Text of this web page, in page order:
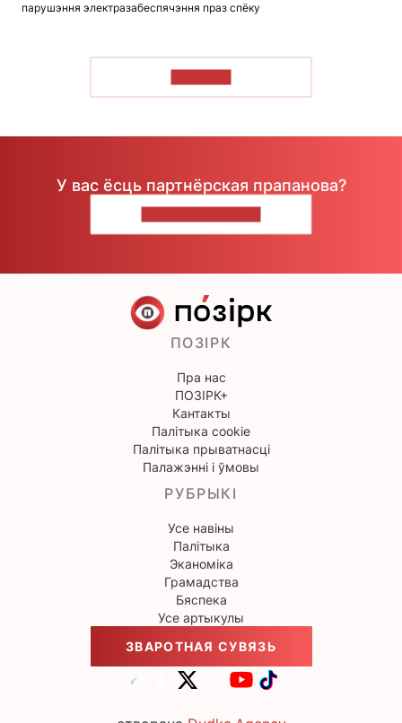
парушэння электразабеспячэння праз спёку
У вас ёсць партнёрская прапанова?
ПОЗІРК
Пра нас
ПОЗІРК+
Кантакты
Палітыка cookie
Палітыка прыватнасці
Палажэнні і ўмовы
РУБРЫКІ
Усе навіны
Палітыка
Эканоміка
Грамадства
Бяспека
Усе артыкулы
ЗВАРОТНАЯ СУВЯЗЬ